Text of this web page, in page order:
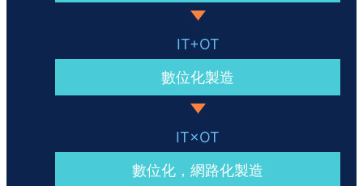
數位化製造
數位化，網路化製造